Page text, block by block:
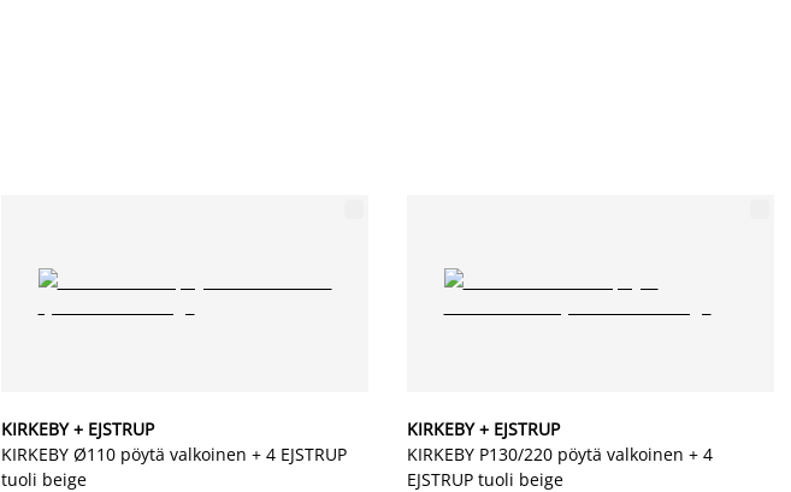
KIRKEBY + EJSTRUP
KIRKEBY Ø110 pöytä valkoinen + 4 EJSTRUP
tuoli beige
KIRKEBY + EJSTRUP
KIRKEBY P130/220 pöytä valkoinen + 4
EJSTRUP tuoli beige